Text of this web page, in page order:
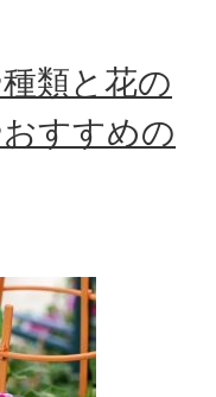
類と花の
すすめの